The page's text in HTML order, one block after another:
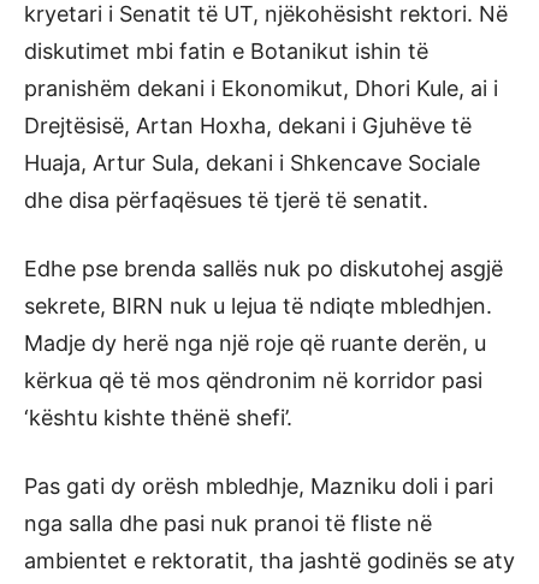
kryetari i Senatit të UT, njëkohësisht rektori. Në
diskutimet mbi fatin e Botanikut ishin të
pranishëm dekani i Ekonomikut, Dhori Kule, ai i
Drejtësisë, Artan Hoxha, dekani i Gjuhëve të
Huaja, Artur Sula, dekani i Shkencave Sociale
dhe disa përfaqësues të tjerë të senatit.
Edhe pse brenda sallës nuk po diskutohej asgjë
sekrete, BIRN nuk u lejua të ndiqte mbledhjen.
Madje dy herë nga një roje që ruante derën, u
kërkua që të mos qëndronim në korridor pasi
‘kështu kishte thënë shefi’.
Pas gati dy orësh mbledhje, Mazniku doli i pari
nga salla dhe pasi nuk pranoi të fliste në
ambientet e rektoratit, tha jashtë godinës se aty